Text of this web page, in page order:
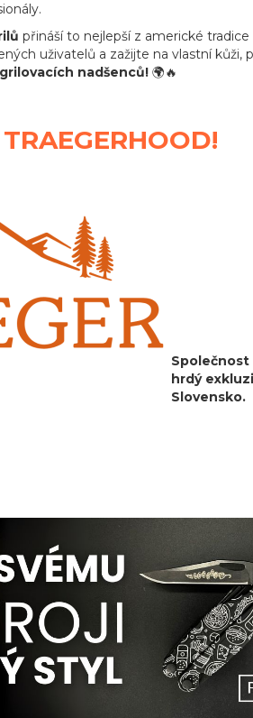
přináší to nejlepší z americké
uživatelů a zažijte na vlastní kůži,
nadšenců! 🌍🔥
Společnost
hrdý
Slovensko.